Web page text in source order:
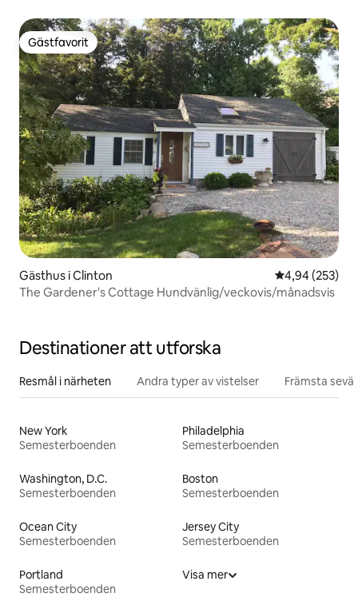
Gästfavorit
Gästfavorit
Gästhus i Clinton 4,94 av 5 i
4,94 (253)
The Gardener's Cottage Hundvänlig/veckovis/månadsvis
Destinationer att utforska
Resmål i närheten Andra typer av vistelser Främsta
New York
Semesterboenden
Philadelphia
Semesterboenden
Washington, D.C.
Semesterboenden
Boston
Semesterboenden
Ocean City
Semesterboenden
Jersey City
Semesterboenden
Portland
Semesterboenden
Visa mer